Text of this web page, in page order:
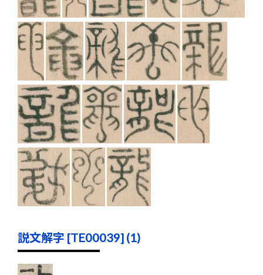
説文解字 [TE00039] (1)